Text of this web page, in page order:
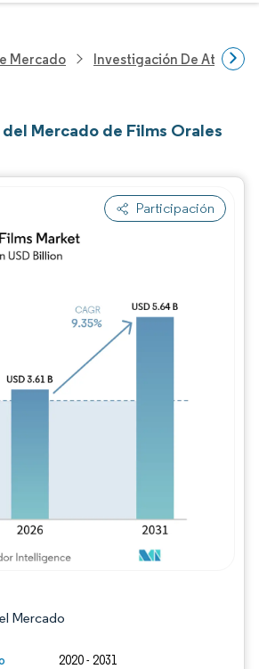
Mercado Investigación De
Mercado de Films Orales
Participación
Mercado
2020 - 2031